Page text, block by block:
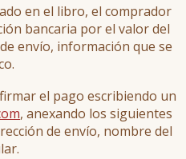
en el libro, el comprador
bancaria por el valor del
envío, información que se
el pago escribiendo un
, anexando los siguientes
de envío, nombre del